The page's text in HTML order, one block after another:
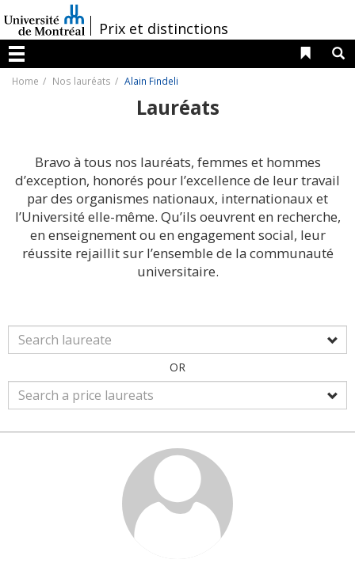
au
contenu
/Prix et distinctions
Menu
Liens
Home Nos lauréats Alain Findeli
Lauréats
Bravo à tous nos lauréats, femmes et hommes
d’exception, honorés pour l’excellence de leur travail
par des organismes nationaux, internationaux et
l’Université elle-même. Qu’ils oeuvrent en recherche,
en enseignement ou en engagement social, leur
réussite rejaillit sur l’ensemble de la communauté
universitaire.
OR